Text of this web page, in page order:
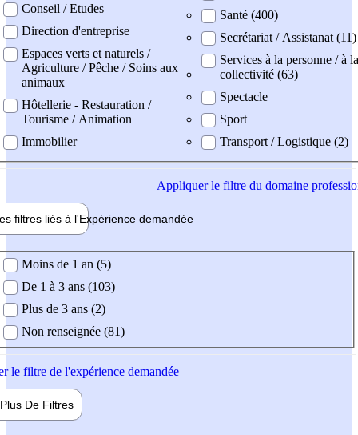
Conseil / Etudes
Direction d'entreprise
Espaces verts et naturels /
Agriculture / Pêche / Soins aux
animaux
Hôtellerie - Restauration /
Tourisme / Animation
Immobilier
Santé (400)
Secrétariat / Assistanat (11)
Services à la personne / à la
collectivité (63)
Spectacle
Sport
Transport / Logistique (2)
Appliquerle filtre du domaine
filtres liés à l'Expérience demandée
demandée
Moins de 1 an (5)
De 1 à 3 ans (103)
Plus de 3 ans (2)
Non renseignée (81)
le filtre de l'expérience demandée
Plus De Filtres